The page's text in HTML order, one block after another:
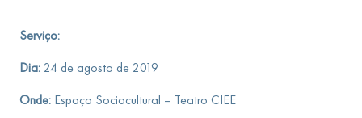
Serviço:
Dia: 24 de agosto de 2019
Onde: Espaço Sociocultural – Teatro CIEE